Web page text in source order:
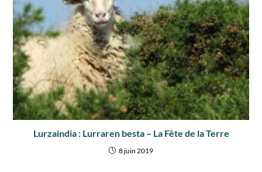
Lurzaindia : Lurraren besta – La Fête de la Terre
8 juin 2019